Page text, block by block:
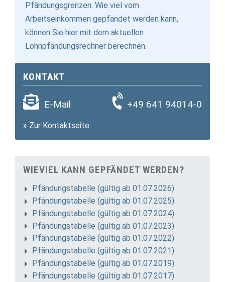
Pfändungsgrenzen. Wie viel vom
Arbeitseinkommen gepfändet werden kann,
können Sie hier mit dem aktuellen
Lohnpfändungsrechner berechnen.
KONTAKT
E-Mail +49 641 94014-0
» Zur Kontaktseite
WIEVIEL KANN GEPFÄNDET WERDEN?
Pfändungstabelle (gültig ab 01.07.2026)
Pfändungstabelle (gültig ab 01.07.2025)
Pfändungstabelle (gültig ab 01.07.2024)
Pfändungstabelle (gültig ab 01.07.2023)
Pfändungstabelle (gültig ab 01.07.2022)
Pfändungstabelle (gültig ab 01.07.2021)
Pfändungstabelle (gültig ab 01.07.2019)
Pfändungstabelle (gültig ab 01.07.2017)